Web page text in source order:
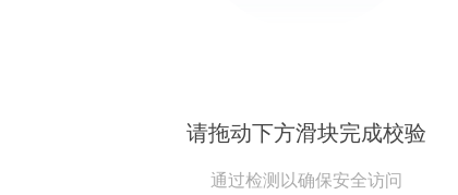
请拖动下方滑块完成校验
通过检测以确保安全访问